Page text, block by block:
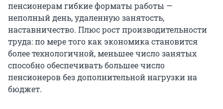
пенсионерам гибкие форматы работы —
неполный день, удаленную занятость,
наставничество. Плюс рост производительности
труда: по мере того как экономика становится
более технологичной, меньшее число занятых
способно обеспечивать большее число
пенсионеров без дополнительной нагрузки на
бюджет.